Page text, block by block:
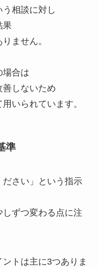
相談に対し
果
ません。
場合は
しないため
いられています。
準
ださい」という指示
ずつ変わる点に注
トは主に3つありま